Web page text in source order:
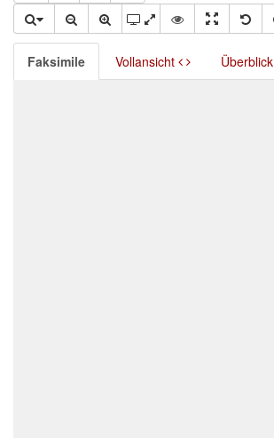
Faksimile Vollansicht Überblick